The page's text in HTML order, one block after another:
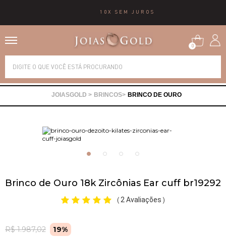
10X SEM JUROS
0
BRINCOS BRINCO DE OURO
Brinco de Ouro 18k Zircônias Ear cuff br19292
( 2 Avaliações )
R$ 1.987,02 19%
Alianças
Brincos
Pingentes